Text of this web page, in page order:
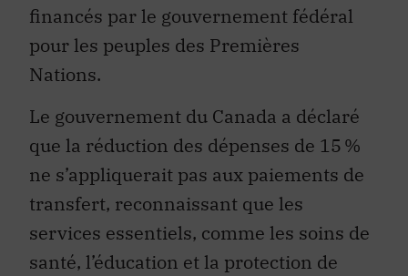
financés par le gouvernement fédéral
pour les peuples des Premières
Nations.
Le gouvernement du Canada a déclaré
que la réduction des dépenses de 15 %
ne s’appliquerait pas aux paiements de
transfert, reconnaissant que les
services essentiels, comme les soins de
santé, l’éducation et la protection de